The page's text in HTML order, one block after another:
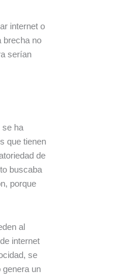
internet o
brecha no
serían
se ha
que tienen
de
buscaba
porque
al
internet
se
un